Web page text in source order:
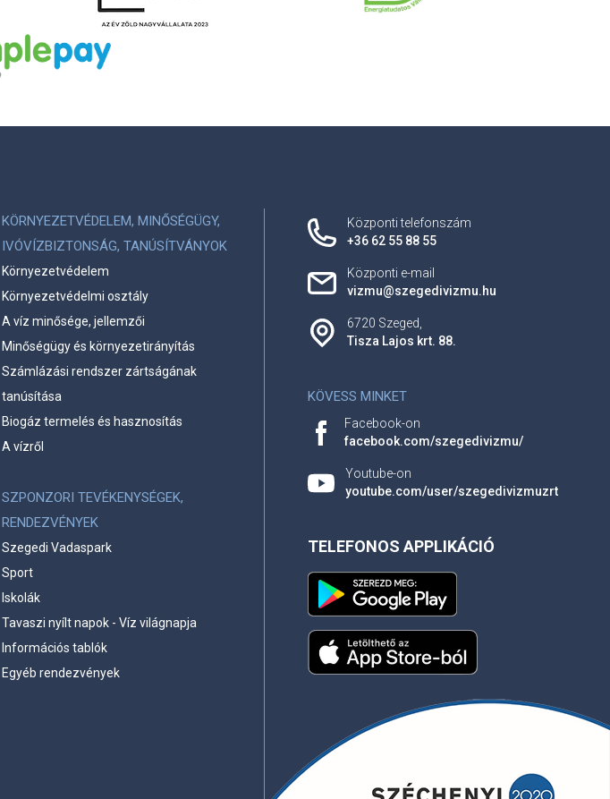
KÖRNYEZETVÉDELEM, MINŐSÉGÜGY,
IVÓVÍZBIZTONSÁG, TANÚSÍTVÁNYOK
Környezetvédelem
Környezetvédelmi osztály
A víz minősége, jellemzői
Minőségügy és környezetirányítás
Számlázási rendszer zártságának
tanúsítása
Biogáz termelés és hasznosítás
A vízről
SZPONZORI TEVÉKENYSÉGEK,
RENDEZVÉNYEK
Szegedi Vadaspark
Sport
Iskolák
Tavaszi nyílt napok - Víz világnapja
Információs tablók
Egyéb rendezvények
Központi telefonszám
+36 62 55 88 55
Központi e-mail
vizmu@szegedivizmu.hu
6720 Szeged,
Tisza Lajos krt. 88.
KÖVESS MINKET
Facebook-on
facebook.com/szegedivizmu/
Youtube-on
youtube.com/user/szegedivizmuzrt
TELEFONOS APPLIKÁCIÓ